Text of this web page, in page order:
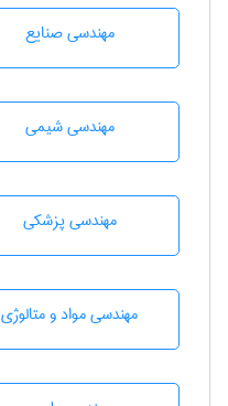
مهندسی صنايع
مهندسي شيمی
مهندسی پزشکی
مهندسی مواد و متالوژی